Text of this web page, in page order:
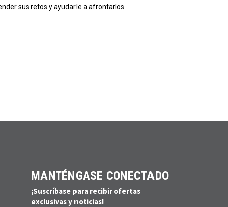
sus retos y ayudarle a afrontarlos.
MANTÉNGASE CONECTADO
¡Suscríbase para recibir ofertas
exclusivas y noticias!